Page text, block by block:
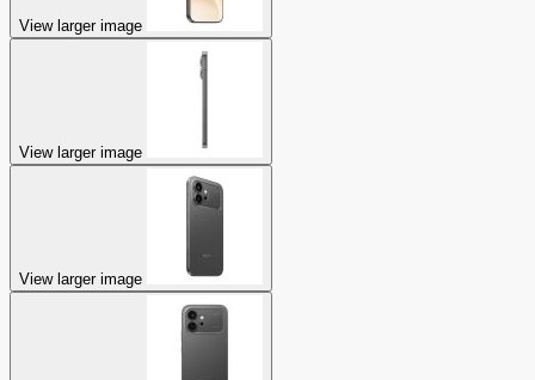
View larger image
View larger image
View larger image